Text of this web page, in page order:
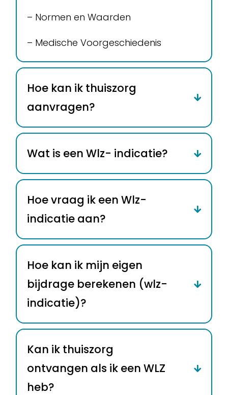
– Normen en Waarden
– Medische Voorgeschiedenis
Hoe kan ik thuiszorg
aanvragen?
Wat is een Wlz- indicatie?
Hoe vraag ik een Wlz-
indicatie aan?
Hoe kan ik mijn eigen
bijdrage berekenen (wlz-
indicatie)?
Kan ik thuiszorg
ontvangen als ik een WLZ
heb?